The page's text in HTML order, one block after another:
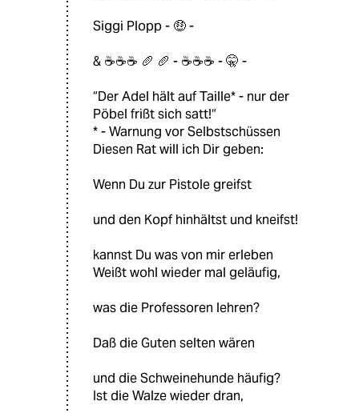
Siggi Plopp - 🤑 -
& ☕️☕️☕️ 🥖 🥖 - ☕️☕️☕️ - 🤫 -
“Der Adel hält auf Taille* - nur der
Pöbel frißt sich satt!“
* - Warnung vor Selbstschüssen
Diesen Rat will ich Dir geben:
Wenn Du zur Pistole greifst
und den Kopf hinhältst und kneifst!
kannst Du was von mir erleben
Weißt wohl wieder mal geläufig,
was die Professoren lehren?
Daß die Guten selten wären
und die Schweinehunde häufig?
Ist die Walze wieder dran,